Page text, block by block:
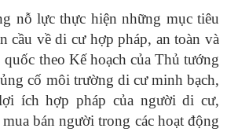
nỗ lực thực hiện những mục tiêu
cầu về di cư hợp pháp, an toàn và
theo Kế hoạch của Thủ tướng
cố môi trường di cư minh bạch,
ích hợp pháp của người di cư,
bán người trong các hoạt động